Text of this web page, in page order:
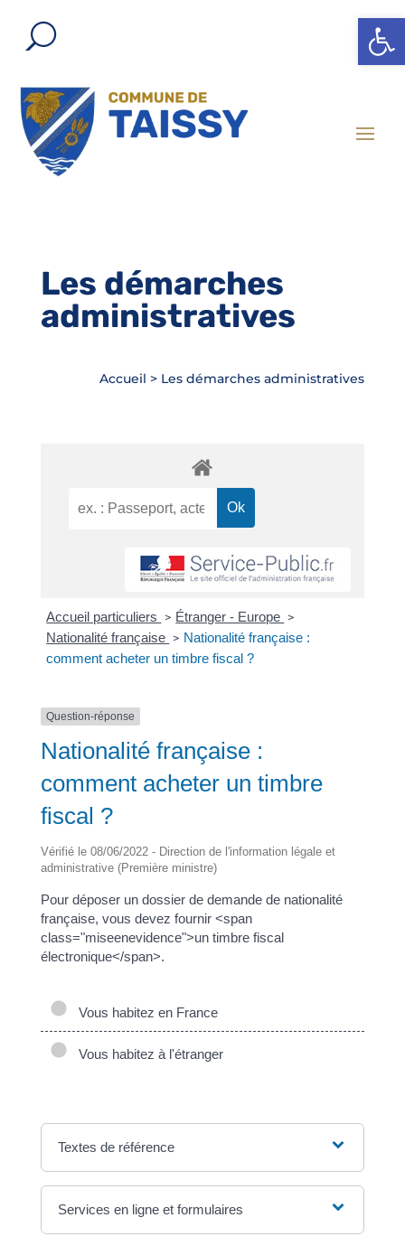
Ouvrir
Les démarches
administratives
Accueil > Les démarches administratives
Accueil particuliers > Étranger - Europe >
Nationalité française > Nationalité française :
comment acheter un timbre fiscal ?
Question-réponse
Nationalité française :
comment acheter un timbre
fiscal ?
Vérifié le 08/06/2022 - Direction de l'information légale et
administrative (Première ministre)
Pour déposer un dossier de demande de nationalité
française, vous devez fournir <span
class="miseenevidence">un timbre fiscal
électronique</span>.
Vous habitez en France
Vous habitez à l'étranger
Textes de référence
Services en ligne et formulaires